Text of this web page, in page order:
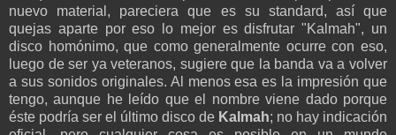
nuevo material, pareciera que es su standard, así que
quejas aparte por eso lo mejor es disfrutar "Kalmah", un
disco homónimo, que como generalmente ocurre con eso,
luego de ser ya veteranos, sugiere que la banda va a volver
a sus sonidos originales. Al menos esa es la impresión que
tengo, aunque he leído que el nombre viene dado porque
éste podría ser el último disco de Kalmah; no hay indicación